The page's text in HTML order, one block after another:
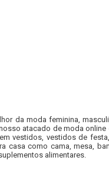
da moda feminina,
atacado de moda
vestidos, vestidos de
casa como cama, mesa,
alimentares.